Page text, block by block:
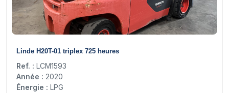
Linde H20T-01 triplex 725 heures
Ref. : LCM1593
Année : 2020
Énergie : LPG